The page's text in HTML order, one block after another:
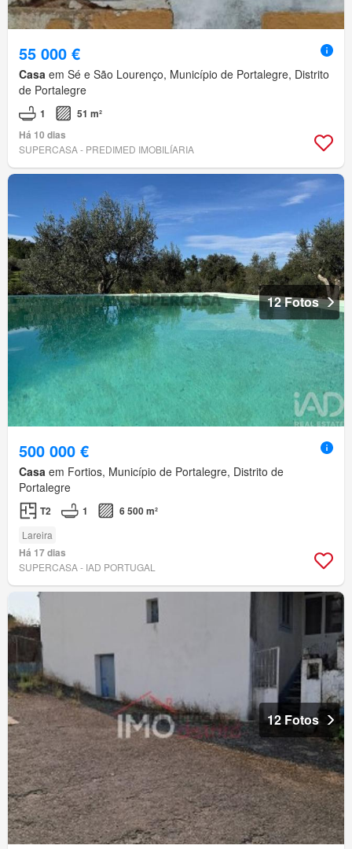
55 000 €
Casa em Sé e São Lourenço, Município de Portalegre, Distrito
de Portalegre
1
51 m²
Há 10 dias
SUPERCASA - PREDIMED IMOBILÍARIA
12 Fotos
500 000 €
Casa em Fortios, Município de Portalegre, Distrito de
Portalegre
T2 1 6 500 m²
Lareira
Há 17 dias
SUPERCASA - IAD PORTUGAL
12 Fotos